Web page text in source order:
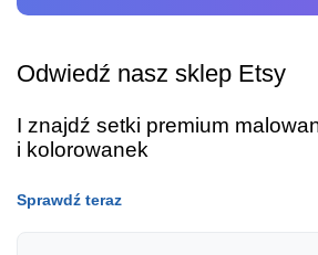
Odwiedź nasz sklep Etsy
I znajdź setki premium
i kolorowanek
Sprawdź teraz